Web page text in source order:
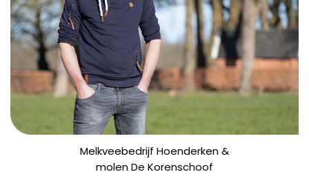
Melkveebedrijf Hoenderken &
molen De Korenschoof